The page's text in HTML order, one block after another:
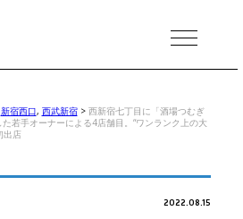
MENU
新宿西口, 西武新宿> 西新宿七丁目に「酒場つむぎ
若手オーナーによる4店舗目。“ワンランク上の大
出店
2022.08.15